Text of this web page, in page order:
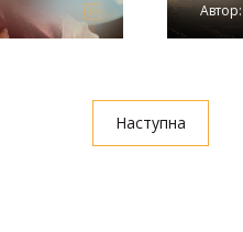
Автор:
Наступна